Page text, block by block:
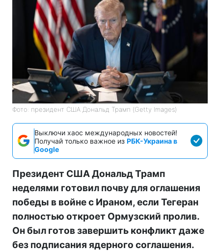
Фото: президент США Дональд Трамп (Getty Images)
Выключи хаос международных новостей!
Получай только важное из РБК-Украина в
Google
Президент США Дональд Трамп
неделями готовил почву для оглашения
победы в войне с Ираном, если Тегеран
полностью откроет Ормузский пролив.
Он был готов завершить конфликт даже
без подписания ядерного соглашения.